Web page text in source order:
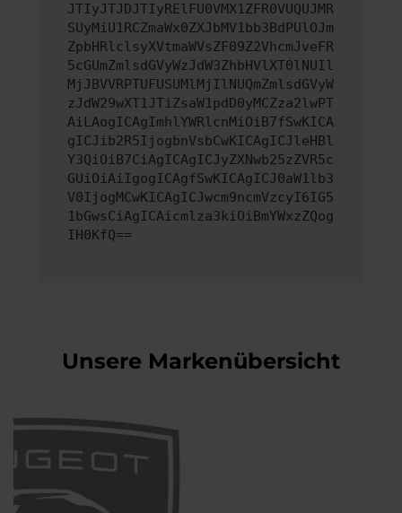
JTIyJTJDJTIyRElFU0VMX1ZFR0VUQUJMR
SUyMiU1RCZmaWx0ZXJbMV1bb3BdPUlOJm
ZpbHRlclsyXVtmaWVsZF09Z2VhcmJveFR
5cGUmZmlsdGVyWzJdW3ZhbHVlXT0lNUIl
MjJBVVRPTUFUSUMlMjIlNUQmZmlsdGVyW
zJdW29wXT1JTiZsaW1pdD0yMCZza2lwPT
AiLAogICAgImhlYWRlcnMiOiB7fSwKICA
gICJib2R5IjogbnVsbCwKICAgICJleHBl
Y3QiOiB7CiAgICAgICJyZXNwb25zZVR5c
GUiOiAiIgogICAgfSwKICAgICJ0aW1lb3
V0IjogMCwKICAgICJwcm9ncmVzcyI6IG5
1bGwsCiAgICAicmlza3kiOiBmYWxzZQog
IH0KfQ==
Unsere Markenübersicht